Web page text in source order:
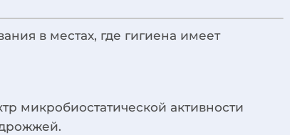
в местах, где гигиена имеет
микробиостатической активности